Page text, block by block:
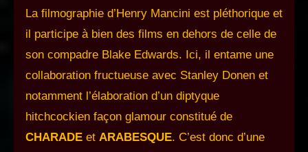
La filmographie d’Henry Mancini est pléthorique et
il participe à bien des films en dehors de celle de
son compadre Blake Edwards. Ici, il entame une
collaboration fructueuse avec Stanley Donen et
notamment l’élaboration d’un diptyque
hitchcockien façon glamour constitué de
CHARADE et ARABESQUE. C’est donc d’une